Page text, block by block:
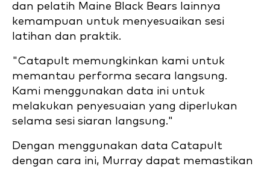
dan pelatih Maine Black Bears lainnya
kemampuan untuk menyesuaikan sesi
latihan dan praktik.
"Catapult memungkinkan kami untuk
memantau performa secara langsung.
Kami menggunakan data ini untuk
melakukan penyesuaian yang diperlukan
selama sesi siaran langsung."
Dengan menggunakan data Catapult
dengan cara ini, Murray dapat memastikan